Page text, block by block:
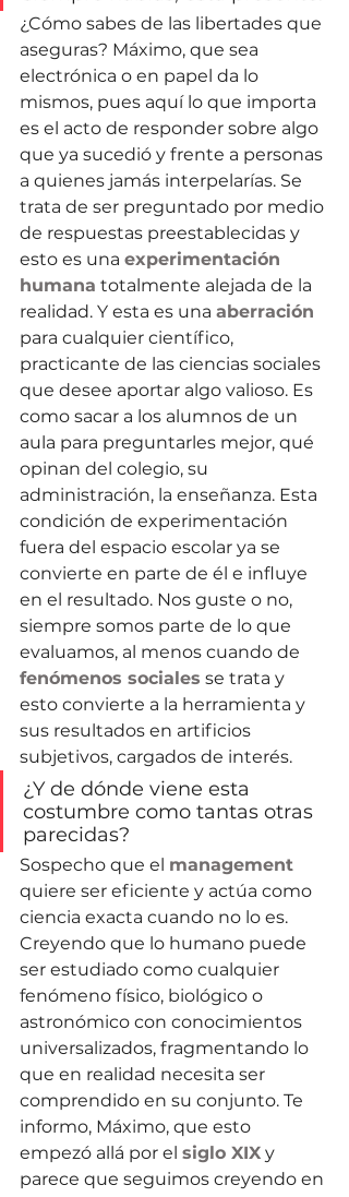
¿Cómo sabes de las libertades que
aseguras? Máximo, que sea
electrónica o en papel da lo
mismos, pues aquí lo que importa
es el acto de responder sobre algo
que ya sucedió y frente a personas
a quienes jamás interpelarías. Se
trata de ser preguntado por medio
de respuestas preestablecidas y
esto es una experimentación
humana totalmente alejada de la
realidad. Y esta es una aberración
para cualquier científico,
practicante de las ciencias sociales
que desee aportar algo valioso. Es
como sacar a los alumnos de un
aula para preguntarles mejor, qué
opinan del colegio, su
administración, la enseñanza. Esta
condición de experimentación
fuera del espacio escolar ya se
convierte en parte de él e influye
en el resultado. Nos guste o no,
siempre somos parte de lo que
evaluamos, al menos cuando de
fenómenos sociales se trata y
esto convierte a la herramienta y
sus resultados en artificios
subjetivos, cargados de interés.
¿Y de dónde viene esta
costumbre como tantas otras
parecidas?
Sospecho que el management
quiere ser eficiente y actúa como
ciencia exacta cuando no lo es.
Creyendo que lo humano puede
ser estudiado como cualquier
fenómeno físico, biológico o
astronómico con conocimientos
universalizados, fragmentando lo
que en realidad necesita ser
comprendido en su conjunto. Te
informo, Máximo, que esto
empezó allá por el siglo XIX y
parece que seguimos creyendo en